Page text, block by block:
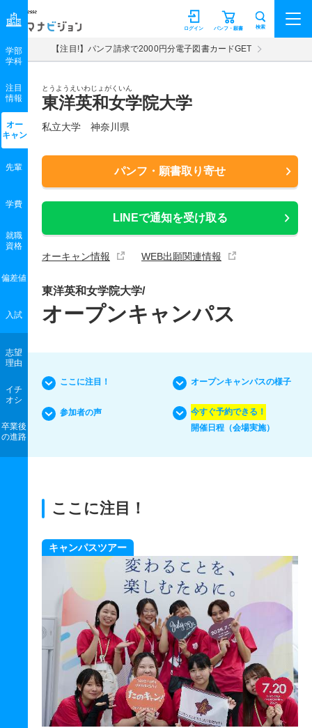
マナビジョン パンフ・願書
ログイン 検索
【注目!】パンフ請求で2000円分電子図書カードGET
とうようえいわじょがくいん
東洋英和女学院大学
私立大学 神奈川県
パンフ・願書取り寄せ
LINEで通知を受け取る
オーキャン情報 WEB出願関連情報
学部
学科
注目
情報
オー
キャン
先輩
学費
就職
資格
偏差値
入試
志望
理由
イチ
オシ
卒業後
の進路
東洋英和女学院大学/
オープンキャンパス
ここに注目！ オープンキャンパスの様子
参加者の声
今すぐ予約できる！
開催日程（会場実施）
ここに注目！
キャンパスツアー